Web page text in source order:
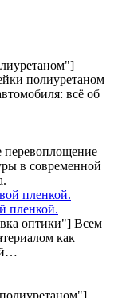
полиуретаном
всё об
перевоплощение
в современной
пленкой.
оптики"] Всем
как